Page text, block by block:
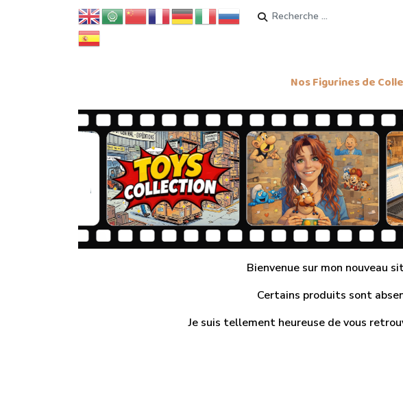
Rechercher
Nos Figurines de
Bienvenue sur mon nouveau
Certains produits sont
Je suis tellement heureuse de vous